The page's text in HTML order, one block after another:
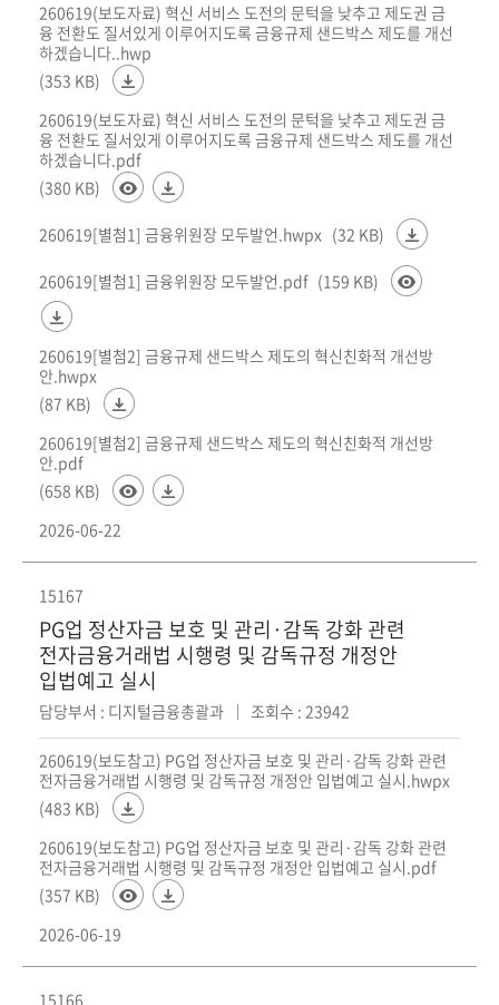
260619(보도자료) 혁신 서비스 도전의 문턱을 낮추고 제도권 금
융 전환도 질서있게 이루어지도록 금융규제 샌드박스 제도를 개선
하겠습니다..hwp
(353 KB)
260619(보도자료) 혁신 서비스 도전의 문턱을 낮추고 제도권 금
융 전환도 질서있게 이루어지도록 금융규제 샌드박스 제도를 개선
하겠습니다.pdf
(380 KB)
260619[별첨1] 금융위원장 모두발언.hwpx (32 KB)
260619[별첨1] 금융위원장 모두발언.pdf (159 KB)
260619[별첨2] 금융규제 샌드박스 제도의 혁신친화적 개선방
안.hwpx
(87 KB)
260619[별첨2] 금융규제 샌드박스 제도의 혁신친화적 개선방
안.pdf
(658 KB)
2026-06-22
15167
PG업 정산자금 보호 및 관리·감독 강화 관련
전자금융거래법 시행령 및 감독규정 개정안
입법예고 실시
담당부서 : 디지털금융총괄과 조회수 : 23942
260619(보도참고) PG업 정산자금 보호 및 관리·감독 강화 관련
전자금융거래법 시행령 및 감독규정 개정안 입법예고 실시.hwpx
(483 KB)
260619(보도참고) PG업 정산자금 보호 및 관리·감독 강화 관련
전자금융거래법 시행령 및 감독규정 개정안 입법예고 실시.pdf
(357 KB)
2026-06-19
15166